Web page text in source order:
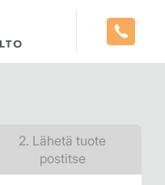
2. Lähetä tuote
postitse